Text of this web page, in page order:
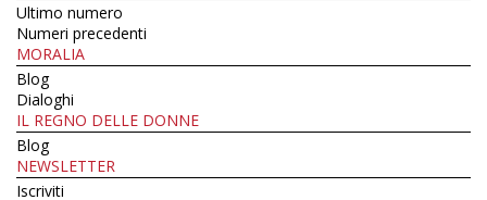
Ultimo numero
Numeri precedenti
MORALIA
Blog
Dialoghi
IL REGNO DELLE DONNE
Blog
NEWSLETTER
Iscriviti